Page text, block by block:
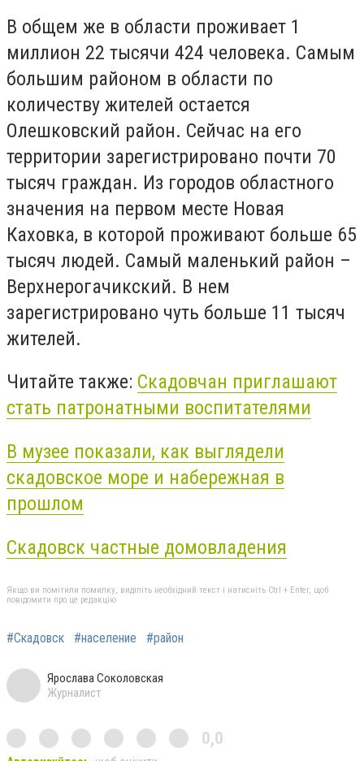
В общем же в области проживает 1
миллион 22 тысячи 424 человека. Самым
большим районом в области по
количеству жителей остается
Олешковский район. Сейчас на его
территории зарегистрировано почти 70
тысяч граждан. Из городов областного
значения на первом месте Новая
Каховка, в которой проживают больше 65
тысяч людей. Самый маленький район –
Верхнерогачикский. В нем
зарегистрировано чуть больше 11 тысяч
жителей.
Читайте также: Скадовчан приглашают
стать патронатными воспитателями
В музее показали, как выглядели
скадовское море и набережная в
прошлом
Скадовск частные домовладения
Якщо ви помітили помилку, виділіть необхідний текст і натисніть Ctrl + Enter, щоб
повідомити про це редакцію
#Скадовск #население #район
Ярослава Соколовская
Журналист
0,0